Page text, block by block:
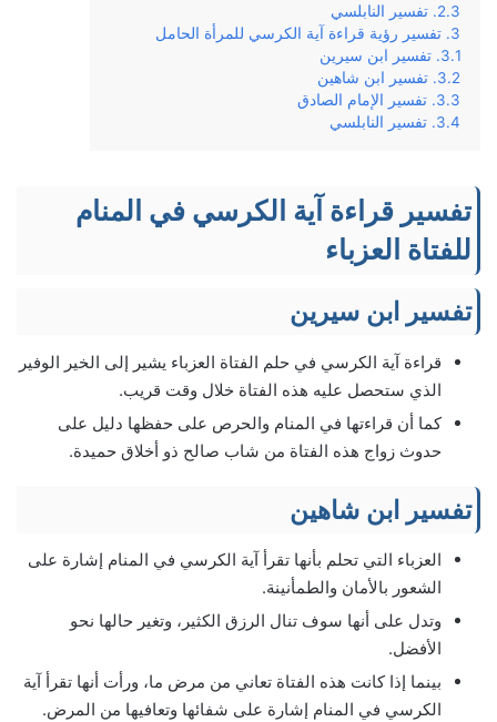
تفسير النابلسي
تفسير رؤية قراءة آية الكرسي للمرأة الحامل
تفسير ابن سيرين
تفسير ابن شاهين
تفسير الإمام الصادق
تفسير النابلسي
تفسير قراءة آية الكرسي في المنام
للفتاة العزباء
تفسير ابن سيرين
قراءة آية الكرسي في حلم الفتاة العزباء يشير إلى الخير الوفير
الذي ستحصل عليه هذه الفتاة خلال وقت قريب.
كما أن قراءتها في المنام والحرص على حفظها دليل على
حدوث زواج هذه الفتاة من شاب صالح ذو أخلاق حميدة.
تفسير ابن شاهين
العزباء التي تحلم بأنها تقرأ آية الكرسي في المنام إشارة على
الشعور بالأمان والطمأنينة.
وتدل على أنها سوف تنال الرزق الكثير، وتغير حالها نحو
الأفضل.
بينما إذا كانت هذه الفتاة تعاني من مرض ما، ورأت أنها تقرأ آية
الكرسي في المنام إشارة على شفائها وتعافيها من المرض.